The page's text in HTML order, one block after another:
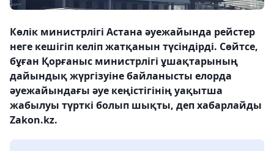
Көлік министрлігі Астана әуежайында рейстер
неге кешігіп келіп жатқанын түсіндірді. Сөйтсе,
бұған Қорғаныс министрлігі ұшақтарының
дайындық жүргізуіне байланысты елорда
әуежайындағы әуе кеңістігінің уақытша
жабылуы түрткі болып шықты, деп хабарлайды
Zakon.kz.